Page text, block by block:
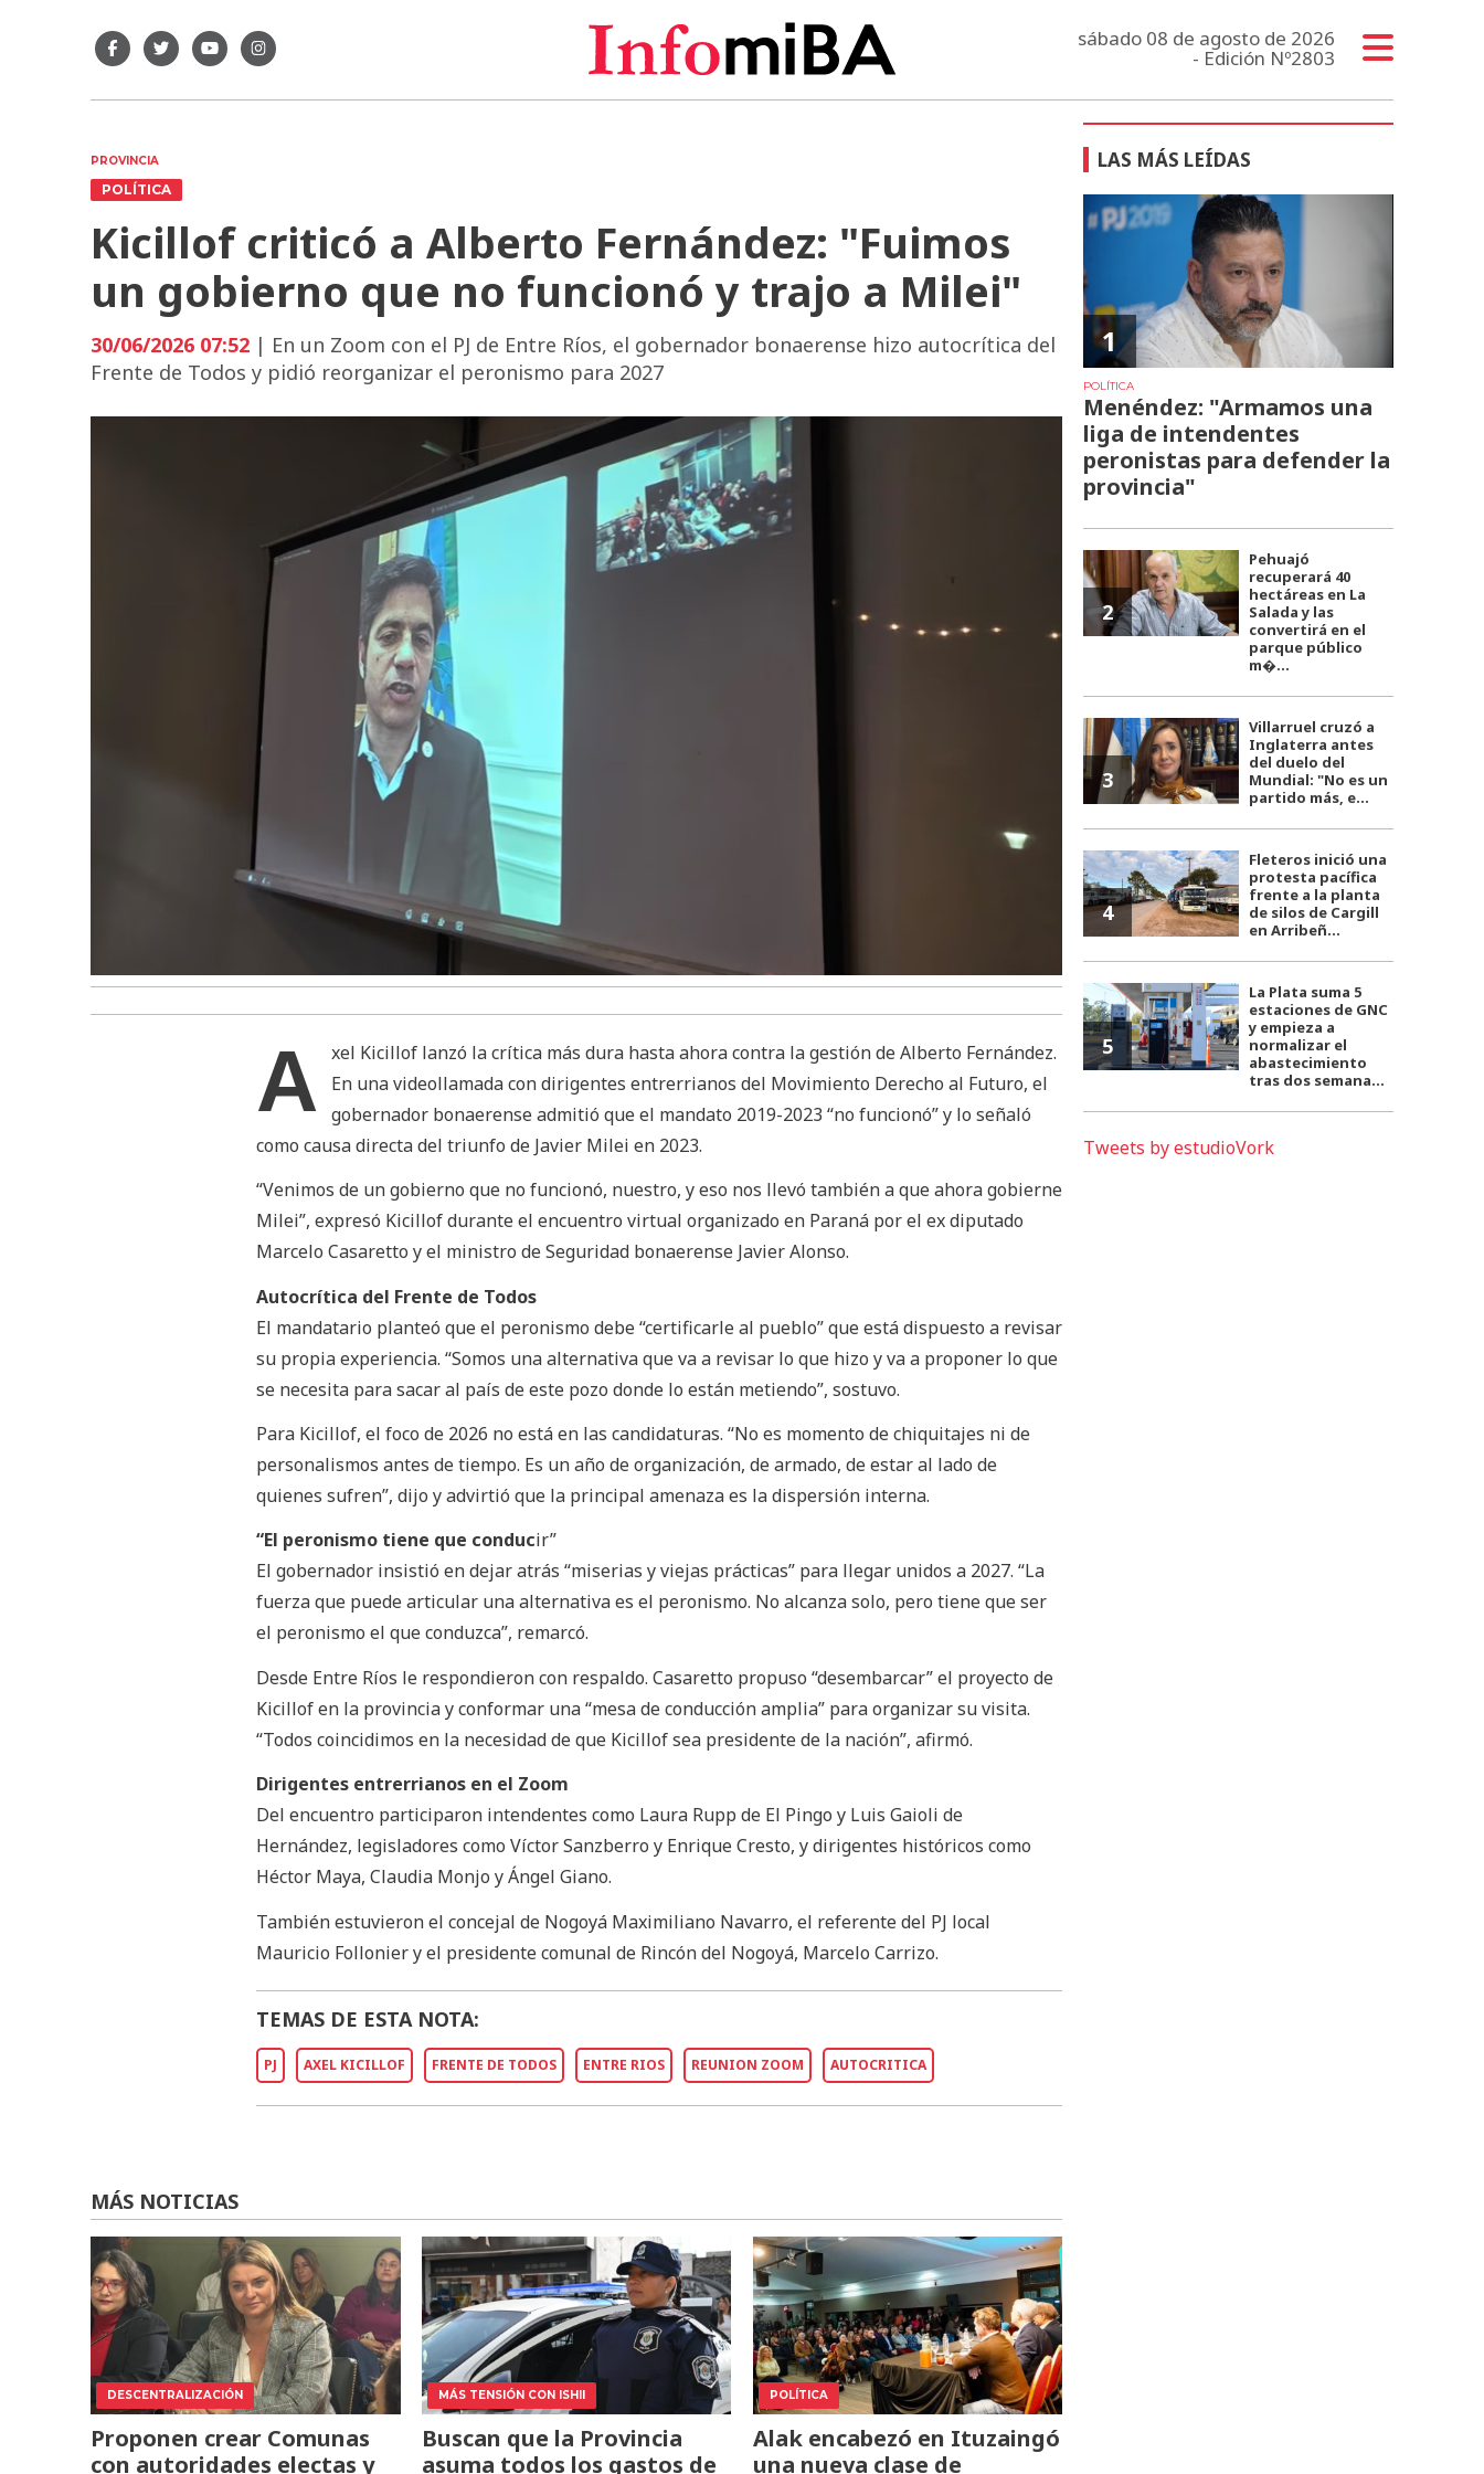
sábado 08 de agosto de 2026
- Edición Nº2803
PROVINCIA
POLÍTICA
Kicillof criticó a Alberto Fernández: "Fuimos
un gobierno que no funcionó y trajo a Milei"
30/06/2026 07:52 | En un Zoom con el PJ de Entre Ríos, el gobernador bonaerense hizo autocrítica del
Frente de Todos y pidió reorganizar el peronismo para 2027
A
xel Kicillof lanzó la crítica más dura hasta ahora contra la gestión de Alberto Fernández.
En una videollamada con dirigentes entrerrianos del Movimiento Derecho al Futuro, el
gobernador bonaerense admitió que el mandato 2019-2023 “no funcionó” y lo señaló
como causa directa del triunfo de Javier Milei en 2023.
“Venimos de un gobierno que no funcionó, nuestro, y eso nos llevó también a que ahora gobierne
Milei”, expresó Kicillof durante el encuentro virtual organizado en Paraná por el ex diputado
Marcelo Casaretto y el ministro de Seguridad bonaerense Javier Alonso.
Autocrítica del Frente de Todos
El mandatario planteó que el peronismo debe “certificarle al pueblo” que está dispuesto a revisar
su propia experiencia. “Somos una alternativa que va a revisar lo que hizo y va a proponer lo que
se necesita para sacar al país de este pozo donde lo están metiendo”, sostuvo.
Para Kicillof, el foco de 2026 no está en las candidaturas. “No es momento de chiquitajes ni de
personalismos antes de tiempo. Es un año de organización, de armado, de estar al lado de
quienes sufren”, dijo y advirtió que la principal amenaza es la dispersión interna.
“El peronismo tiene que conducir”
El gobernador insistió en dejar atrás “miserias y viejas prácticas” para llegar unidos a 2027. “La
fuerza que puede articular una alternativa es el peronismo. No alcanza solo, pero tiene que ser
el peronismo el que conduzca”, remarcó.
Desde Entre Ríos le respondieron con respaldo. Casaretto propuso “desembarcar” el proyecto de
Kicillof en la provincia y conformar una “mesa de conducción amplia” para organizar su visita.
“Todos coincidimos en la necesidad de que Kicillof sea presidente de la nación”, afirmó.
Dirigentes entrerrianos en el Zoom
Del encuentro participaron intendentes como Laura Rupp de El Pingo y Luis Gaioli de
Hernández, legisladores como Víctor Sanzberro y Enrique Cresto, y dirigentes históricos como
Héctor Maya, Claudia Monjo y Ángel Giano.
También estuvieron el concejal de Nogoyá Maximiliano Navarro, el referente del PJ local
Mauricio Follonier y el presidente comunal de Rincón del Nogoyá, Marcelo Carrizo.
TEMAS DE ESTA NOTA:
PJ AXEL KICILLOF FRENTE DE TODOS ENTRE RIOS REUNION ZOOM AUTOCRITICA
MÁS NOTICIAS
DESCENTRALIZACIÓN
Proponen crear Comunas
con autoridades electas y
MÁS TENSIÓN CON ISHII
Buscan que la Provincia
asuma todos los gastos de
POLÍTICA
Alak encabezó en Ituzaingó
una nueva clase de
LAS MÁS LEÍDAS
1
POLÍTICA
Menéndez: "Armamos una
liga de intendentes
peronistas para defender la
provincia"
2
Pehuajó
recuperará 40
hectáreas en La
Salada y las
convertirá en el
parque público
m�...
3
Villarruel cruzó a
Inglaterra antes
del duelo del
Mundial: "No es un
partido más, e...
4
Fleteros inició una
protesta pacífica
frente a la planta
de silos de Cargill
en Arribeñ...
5
La Plata suma 5
estaciones de GNC
y empieza a
normalizar el
abastecimiento
tras dos semana...
Tweets by estudioVork